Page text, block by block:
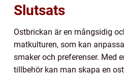
Slutsats
Ostbrickan är en mångsidig
matkulturen, som kan
smaker och preferenser. Med
tillbehör kan man skapa en